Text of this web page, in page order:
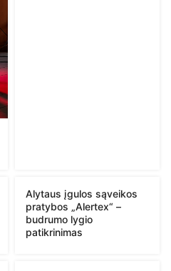
Alytaus įgulos sąveikos
pratybos „Alertex“ –
budrumo lygio
patikrinimas